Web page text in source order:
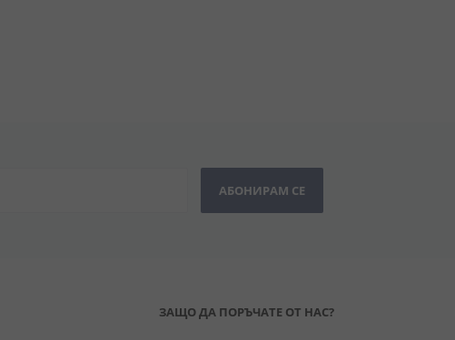
АБОНИРАМ СЕ
ЗАЩО ДА ПОРЪЧАТЕ ОТ НАС?